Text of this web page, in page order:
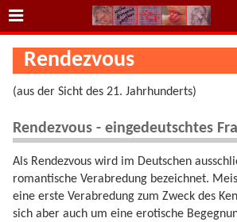
Rendezvous
(aus der Sicht des 21. Jahrhunderts)
Rendezvous - eingedeutschtes
Als Rendezvous wird im Deutschen
romantische Verabredung bezeichnet.
eine erste Verabredung zum Zweck des
sich aber auch um eine erotische